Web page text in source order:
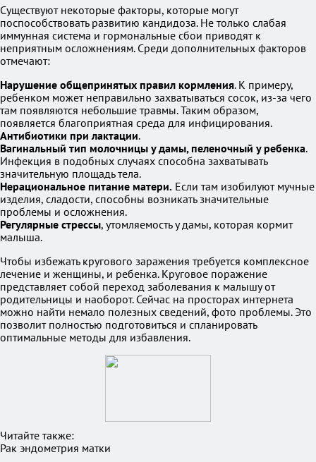
Существуют некоторые факторы, которые могут
поспособствовать развитию кандидоза. Не только слабая
иммунная система и гормональные сбои приводят к
неприятным осложнениям. Среди дополнительных факторов
отмечают:
Нарушение общепринятых правил кормления. К примеру,
ребенком может неправильно захватываться сосок, из-за чего
там появляются небольшие травмы. Таким образом,
появляется благоприятная среда для инфицирования.
Антибиотики при лактации.
Вагинальный тип молочницы у дамы, пеленочный у ребенка.
Инфекция в подобных случаях способна захватывать
значительную площадь тела.
Нерациональное питание матери. Если там изобилуют мучные
изделия, сладости, способны возникать значительные
проблемы и осложнения.
Регулярные стрессы, утомляемость у дамы, которая кормит
малыша.
Чтобы избежать кругового заражения требуется комплексное
лечение и женщины, и ребенка. Круговое поражение
представляет собой переход заболевания к малышу от
родительницы и наоборот. Сейчас на просторах интернета
можно найти немало полезных сведений, фото проблемы. Это
позволит полностью подготовиться и спланировать
оптимальные методы для избавления.
Читайте также:
Рак эндометрия матки